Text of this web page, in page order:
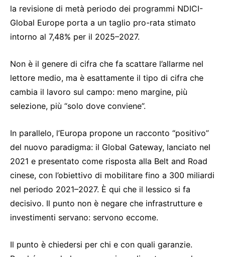
la revisione di metà periodo dei programmi NDICI-
Global Europe porta a un taglio pro-rata stimato
intorno al 7,48% per il 2025–2027.
Non è il genere di cifra che fa scattare l’allarme nel
lettore medio, ma è esattamente il tipo di cifra che
cambia il lavoro sul campo: meno margine, più
selezione, più “solo dove conviene”.
In parallelo, l’Europa propone un racconto “positivo”
del nuovo paradigma: il Global Gateway, lanciato nel
2021 e presentato come risposta alla Belt and Road
cinese, con l’obiettivo di mobilitare fino a 300 miliardi
nel periodo 2021–2027. È qui che il lessico si fa
decisivo. Il punto non è negare che infrastrutture e
investimenti servano: servono eccome.
Il punto è chiedersi per chi e con quali garanzie.